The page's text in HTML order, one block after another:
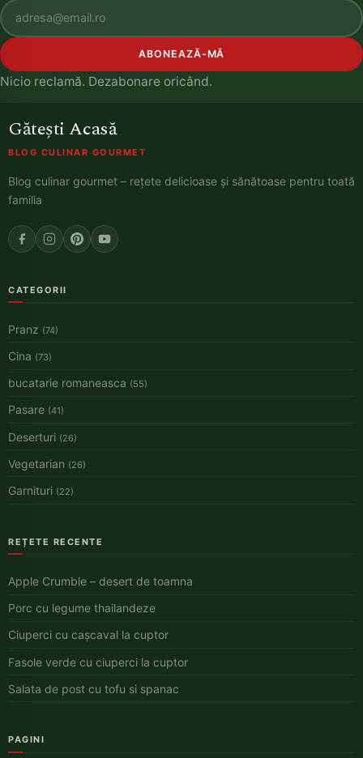
ABONEAZĂ-MĂ
Nicio reclamă. Dezabonare oricând.
Gătești Acasă
BLOG CULINAR GOURMET
Blog culinar gourmet – rețete delicioase și sănătoase pentru toată
familia
CATEGORII
Pranz (74)
Cina (73)
bucatarie romaneasca (55)
Pasare (41)
Deserturi (26)
Vegetarian (26)
Garnituri (22)
REȚETE RECENTE
Apple Crumble – desert de toamna
Porc cu legume thailandeze
Ciuperci cu cașcaval la cuptor
Fasole verde cu ciuperci la cuptor
Salata de post cu tofu si spanac
PAGINI